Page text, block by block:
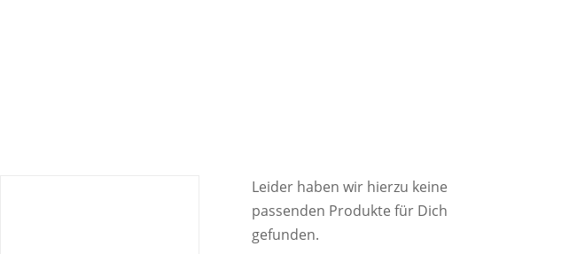
Leider haben wir hierzu keine
passenden Produkte für Dich
gefunden.